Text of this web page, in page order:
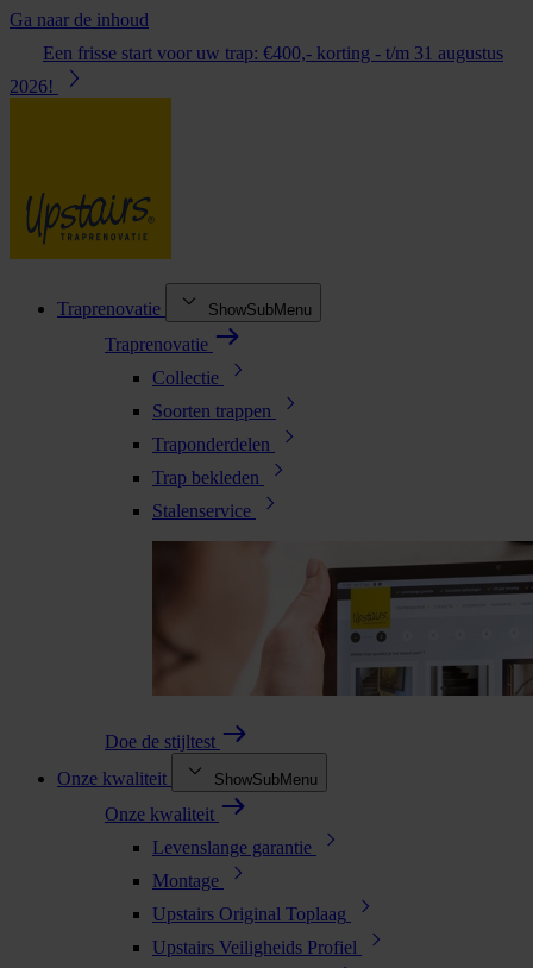
Ga naar de inhoud
Een frisse start voor uw trap: €400,- korting - t/m 31 augustus
2026!
Traprenovatie ShowSubMenu
Traprenovatie
Collectie
Soorten trappen
Traponderdelen
Trap bekleden
Stalenservice
Doe de stijltest
Onze kwaliteit
ShowSubMenu
Onze kwaliteit
Levenslange garantie
Montage
Upstairs Original Toplaag
Upstairs Veiligheids Profiel